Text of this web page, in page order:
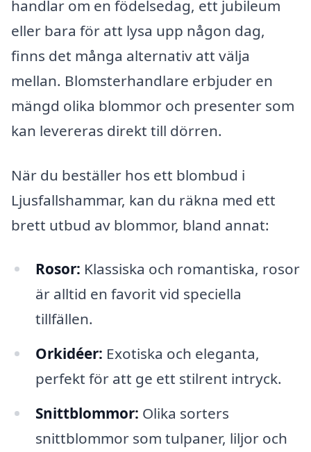
handlar om en födelsedag, ett jubileum
eller bara för att lysa upp någon dag,
finns det många alternativ att välja
mellan. Blomsterhandlare erbjuder en
mängd olika blommor och presenter som
kan levereras direkt till dörren.
När du beställer hos ett blombud i
Ljusfallshammar, kan du räkna med ett
brett utbud av blommor, bland annat:
Rosor: Klassiska och romantiska, rosor
är alltid en favorit vid speciella
tillfällen.
Orkidéer: Exotiska och eleganta,
perfekt för att ge ett stilrent intryck.
Snittblommor: Olika sorters
snittblommor som tulpaner, liljor och